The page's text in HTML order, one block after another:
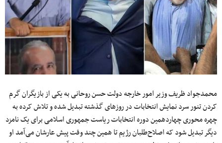
محمدجواد ظریف وزیر امور خارجه دولت حسن روحانی به یکی از بازیگران گرم
کردن تنور سرد نمایش انتخابات در روزهای گذشته تبدیل شده و تلاش کرده به
چهره محوری چهاردهمین دوره انتخابات ریاست جمهوری اسلامی برای یک نامزد
دیگر تبدیل شود که اصلاح‌طلبان رژیم تا همین چند وقت پیش عارشان می‌آمد او